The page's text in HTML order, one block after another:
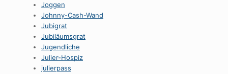
Joggen
Johnny-Cash-Wand
Jubigrat
Jubiläumsgrat
Jugendliche
Julier-Hospiz
julierpass